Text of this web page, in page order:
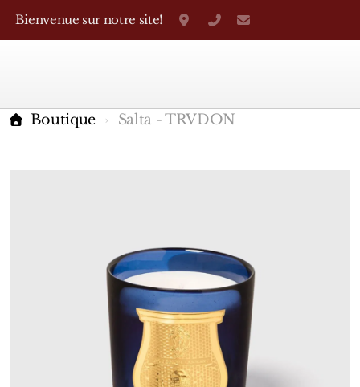
Bienvenue sur notre site! Grand-Rue 38, Genève
+41 22 310 38 75
Boutique Salta - TRVDON
Marques Françaises